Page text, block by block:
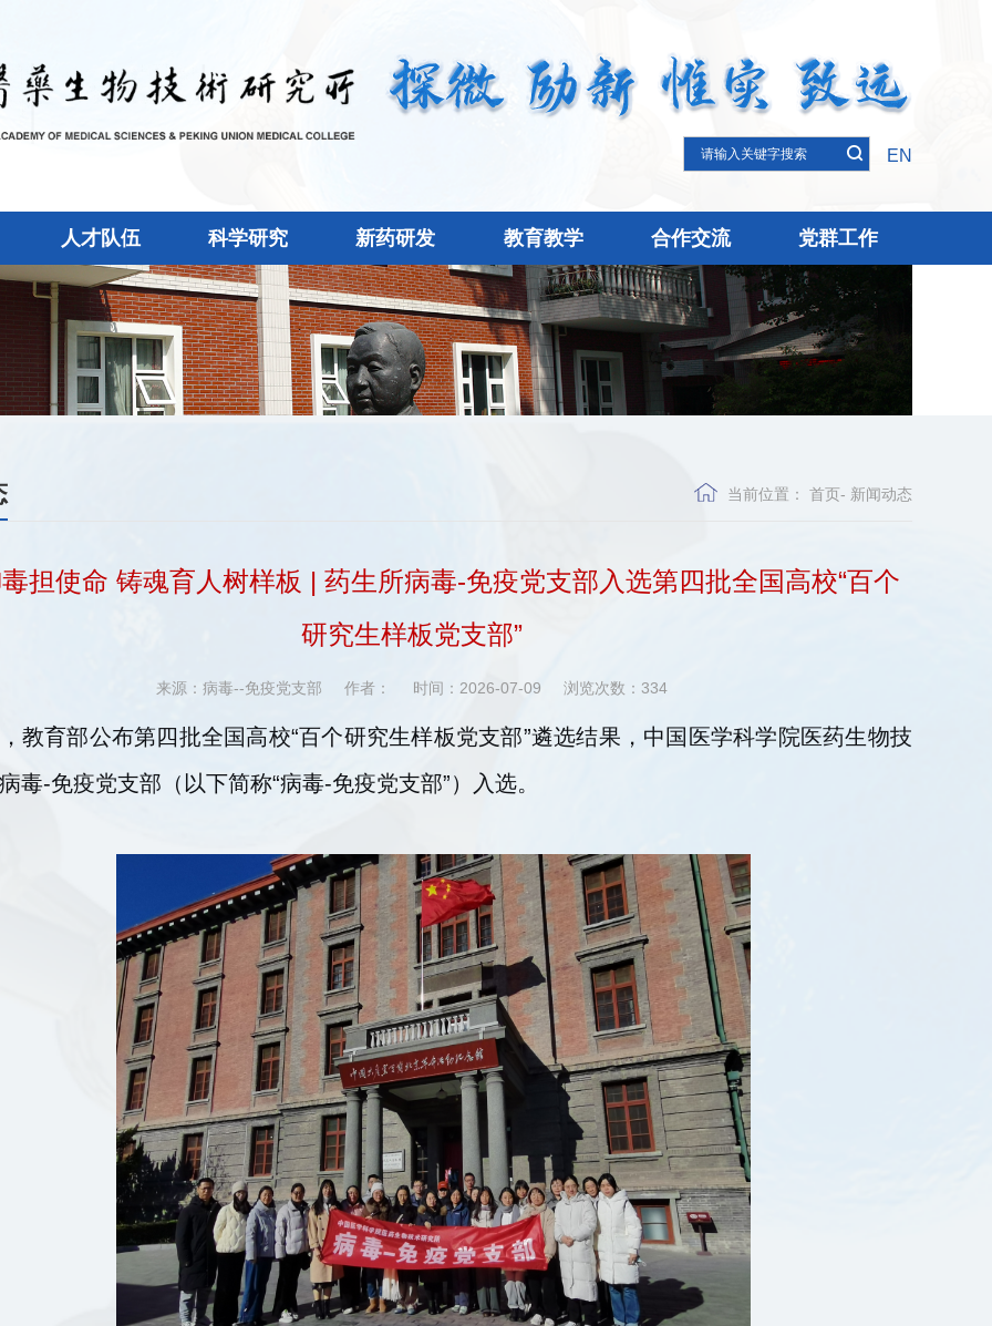
EN
人才队伍 科学研究 新药研发 教育教学 合作交流 党群工作
当前位置： 首页- 新闻动态
担使命 铸魂育人树样板 | 药生所病毒-免疫党支部入选第四批全国高校“百个
研究生样板党支部”
来源：病毒--免疫党支部 作者： 时间：2026-07-09 浏览次数： 334
教育部公布第四批全国高校“百个研究生样板党支部”遴选结果，中国医学科学院医药生物技
毒-免疫党支部（以下简称“病毒-免疫党支部”）入选。